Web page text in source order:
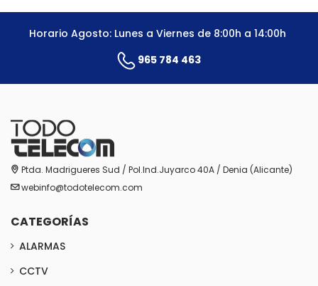
Horario Agosto: Lunes a Viernes de 8:00h a 14:00h
965 784 463
Ptda. Madrigueres Sud / Pol.Ind.Juyarco 40A / Denia (Alicante)
webinfo@todotelecom.com
CATEGORÍAS
ALARMAS
CCTV